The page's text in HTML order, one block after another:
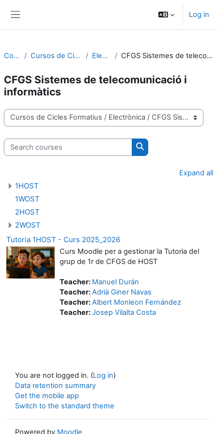
Log in
Courses Cursos de Cicles Formatius Electrònica CFGS Sistemes de telecomunicació i informàtics
CFGS Sistemes de telecomunicació i
informàtics
Course categories
Search courses
Search courses
Expand all
1HOST
1WOST
2HOST
2WOST
Tutoria 1HOST - Curs 2025_2026
Curs Moodle per a gestionar la Tutoria del
grup de 1r de CFGS de HOST
Teacher: Manuel Durán
Teacher:Adrià Giner Navas
Teacher:Albert Monleon Fernández
Teacher:Josep Vilalta Costa
You are not logged in. (Log in)
Data retention summary
Get the mobile app
Switch to the standard theme
Powered by Moodle